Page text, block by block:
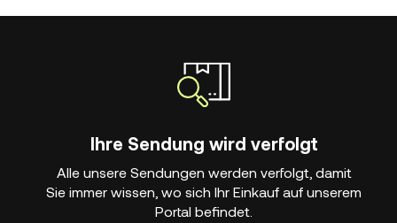
Ihre Sendung wird verfolgt
Alle unsere Sendungen werden verfolgt, damit
Sie immer wissen, wo sich Ihr Einkauf auf unserem
Portal befindet.